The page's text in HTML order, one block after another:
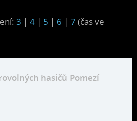
3 | 4 | 5 | 6 | 7 (čas ve
hasičů Pomezí